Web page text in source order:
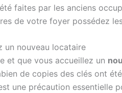
faites par les anciens
de votre foyer possédez
un nouveau locataire
et que vous accueillez un
de copies des clés ont
une précaution essentielle